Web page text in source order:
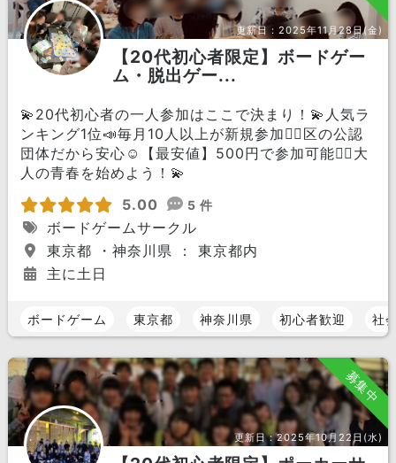
更新日：2025年11月28日(金)
【20代初心者限定】ボードゲー
ム・脱出ゲー...
💫20代初心者の一人参加はここで決まり！💫人気ラ
ンキング1位📣毎月10人以上が新規参加🏃‍♀️区の公認
団体だから安心☺️【最安値】500円で参加可能🙆‍♀️大
人の青春を始めよう！💫
5.00
5 件
ボードゲームサークル
東京都 ・神奈川県 ： 東京都内
主に土日
ボードゲーム 東京都 神奈川県 初心者歓迎 社
募集中
更新日：2025年10月22日(水)